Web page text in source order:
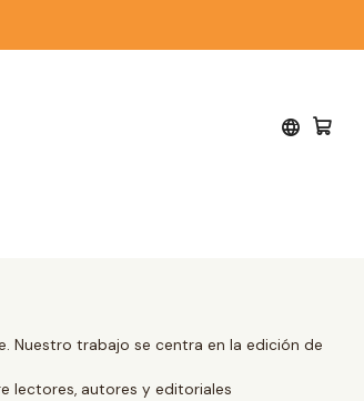
Nuestro trabajo se centra en la edición de
lectores, autores y editoriales